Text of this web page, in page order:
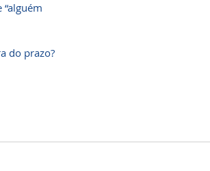
do prazo?